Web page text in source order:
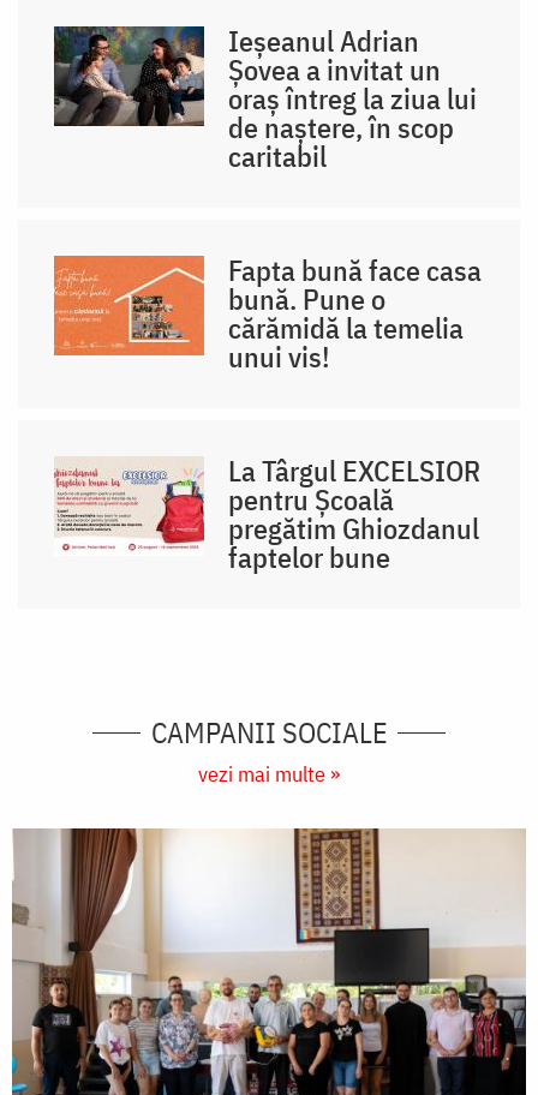
Ieșeanul Adrian
Șovea a invitat un
oraș întreg la ziua lui
de naștere, în scop
caritabil
Fapta bună face casa
bună. Pune o
cărămidă la temelia
unui vis!
La Târgul EXCELSIOR
pentru Școală
pregătim Ghiozdanul
faptelor bune
CAMPANII SOCIALE
vezi mai multe »